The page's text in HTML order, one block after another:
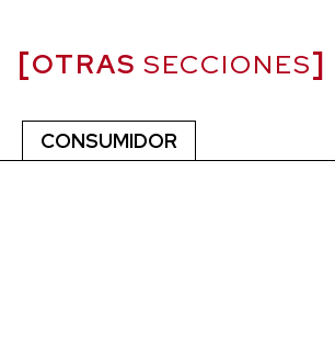
OTRAS SECCIONES
CONSUMIDOR